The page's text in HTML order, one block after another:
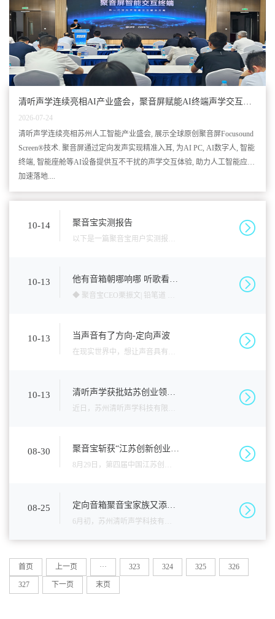
清听声学连续亮相AI产业盛会，聚音屏赋能AI终端声学交互升
级
2026-07-24
清听声学连续亮相苏州人工智能产业盛会, 展示全球原创聚音屏Focusound
Screen®技术. 聚音屏通过定向发声实现精准入耳, 为AI PC, AI数字人, 智能
终端, 智能座舱等AI设备提供互不干扰的声学交互体验, 助力人工智能应用
加速落地....
10-14 聚音宝实测报告
以下是一篇聚音宝用户实测报
箱，叫聚音宝，它能让声音直直
的传播出去，直往一个方向走，
线”。在被聚音宝普及“什么是定
向音箱”之前，我对定向音箱这个
10-13
他有音箱朝哪响哪 听歌看球
声音只入你耳 获投525万应
◆ 聚音宝CEO栗振文| 铅笔道 记
告业务下滑的困局，栗振找到中
科院声学所。对方研发了一款能
音像手电筒的光一样，只在一个
扇形区域内传播，区域
10-13 当声音有了方向-定向声波
在现实世界中，想让声音具有方
新世纪，相关的理论与技术逐一
成熟，「定向声波」的研究终于
总算等到梦想成真的一天。定向
声波要如何产生呢？简单来说，
10-13
清听声学获批姑苏创业领军
人才项目、高新区创业领军
近日，苏州清听声学科技有限公
高新区创业领军人才项目，这是
对清听公司“创新精神，成就人
的认可。清听声学科技自成立以
来，一直坚持创新，专注国内空
08-30
聚音宝斩获“江苏创新创业大
赛”二等奖
8月29日，第四届中国江苏创新创
行， 110个入围决赛高新技术项
目展开角逐，聚音宝凭借其颠覆
性技术变革荣膺二等奖。第四届
中国江苏创新创业大赛决赛由江
苏省人才工作领导小组办公
08-25
定向音箱聚音宝家族又添新
丁——聚音宝mini如约而至
6月初，苏州清听声学科技有限公
司发布了国内首款定向音箱产品
—聚音宝，预示着国内首个实现
商业化运作的定向音箱项目正式
上线，填补了国内该领域的空
首页 上一页 ··· 323 324 325 326
327 下一页 末页